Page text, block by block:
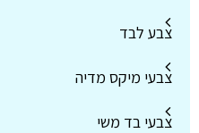
צבע לבד
צבעי מיקס מדיה
צבעי בד משי